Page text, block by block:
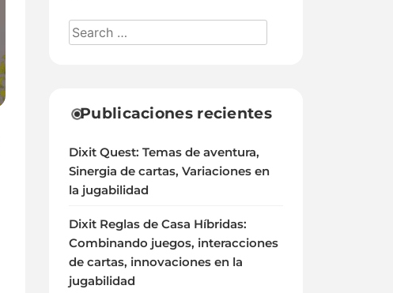
Publicaciones recientes
Dixit Quest: Temas de aventura,
Sinergia de cartas, Variaciones en
la jugabilidad
Dixit Reglas de Casa Híbridas:
Combinando juegos, interacciones
de cartas, innovaciones en la
jugabilidad